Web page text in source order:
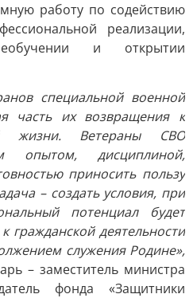
работу по содействию
реализации,
и открытии
специальной военной
часть их возвращения к
жизни. Ветераны СВО
опытом, дисциплиной,
приносить пользу
– создать условия, при
потенциал будет
гражданской деятельности
служения Родине»,
– заместитель министра
фонда «Защитники